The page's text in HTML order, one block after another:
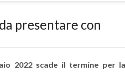
presentare con
2022 scade il termine per la